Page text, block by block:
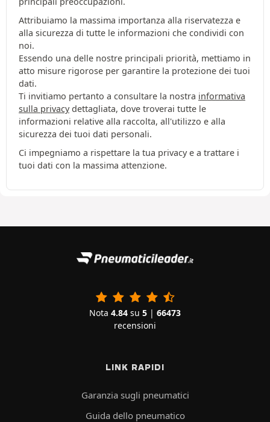
Attribuiamo la massima importanza alla riservatezza e
alla sicurezza di tutte le informazioni che condividi con
noi.
Essendo una delle nostre principali priorità, mettiamo in
atto misure rigorose per garantire la protezione dei tuoi
dati.
Ti invitiamo pertanto a consultare la nostra informativa
sulla privacydettagliata, dove troverai tutte le
informazioni relative alla raccolta, all'utilizzo e alla
sicurezza dei tuoi dati personali.
Ci impegniamo a rispettare la tua privacy e a trattare i
tuoi dati con la massima attenzione.
Nota 4.84 su 5 | 66473
recensioni
LINK RAPIDI
Garanzia sugli pneumatici
Guida dello pneumatico